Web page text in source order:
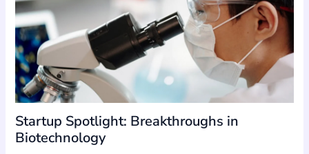
Startup Spotlight: Breakthroughs in
Biotechnology